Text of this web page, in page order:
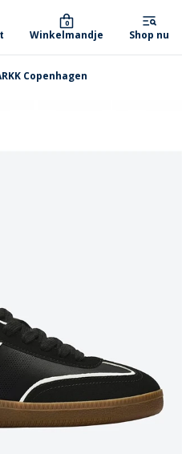
Winkelmandje
0
Shop nu
Copenhagen